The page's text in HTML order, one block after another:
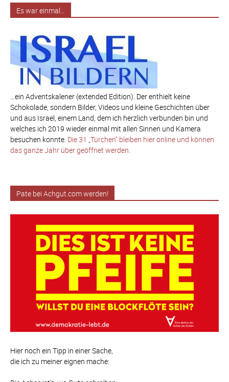
Es war einmal…
…ein Adventskalener (extended Edition). Der enthielt keine
Schokolade, sondern Bilder, Videos und kleine Geschichten über
und aus Israel, einem Land, dem ich herzlich verbunden bin und
welches ich 2019 wieder einmal mit allen Sinnen und Kamera
besuchen konnte. Die 31 „Türchen“ bleiben hier online und können
das ganze Jahr über geöffnet werden.
Pate bei Achgut.com werden!
Hier noch ein Tipp in einer Sache,
die ich zu meiner eignen mache: